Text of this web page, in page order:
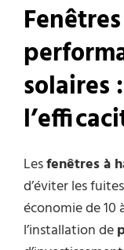
solaires
Lesfenêtres à
d’éviter les
économie de 10
l’installation de